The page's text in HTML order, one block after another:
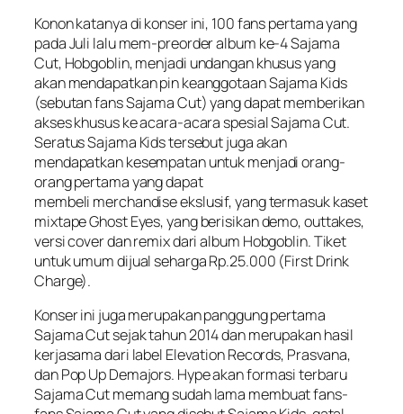
Konon katanya di konser ini, 100 fans pertama yang
pada Juli lalu mem-preorderalbum ke-4 Sajama
Cut, Hobgoblin, menjadi undangan khusus yang
akan mendapatkan pin keanggotaan Sajama Kids
(sebutan fans Sajama Cut) yang dapat memberikan
akses khusus ke acara-acara spesial Sajama Cut.
Seratus Sajama Kids tersebut juga akan
mendapatkan kesempatan untuk menjadi orang-
orang pertama yang dapat
membeli merchandiseekslusif, yang termasuk kaset
mixtapeGhost Eyes,yang berisikan demo, outtakes,
versi cover dan remix dari album Hobgoblin.Tiket
untuk umum dijual seharga Rp.25.000 (First Drink
Charge).
Konser ini juga merupakan panggung pertama
Sajama Cut sejak tahun 2014 dan merupakan hasil
kerjasama dari label Elevation Records, Prasvana,
dan Pop Up Demajors. Hypeakan formasi terbaru
Sajama Cut memang sudah lama membuat fans-